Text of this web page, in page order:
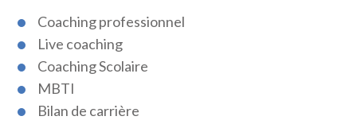
Coaching professionnel
Live coaching
Coaching Scolaire
MBTI
Bilan de carrière